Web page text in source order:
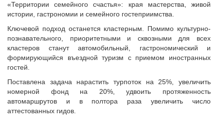
МЕТОДИЧЕСКИЙ РАЗДЕЛ
Опыт регионов
Методические материалы
Опыт муниципалитетов
Судебная практика
Мнение специалиста
Конкурсы Совета
Семинары Совета
Издания Совета
«Территории семейного счастья»: края мастерства, живой
истории, гастрономии и семейного гостеприимства.
Ключевой подход останется кластерным. Помимо культурно-
познавательного, приоритетными и сквозными для всех
кластеров станут автомобильный, гастрономический и
формирующийся въездной туризм с приемом иностранных
гостей.
Поставлена задача нарастить турпоток на 25%, увеличить
номерной фонд на 20%, удвоить протяженность
автомаршрутов и в полтора раза увеличить число
аттестованных гидов.